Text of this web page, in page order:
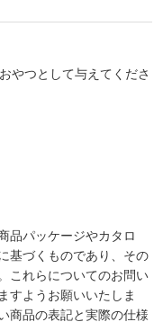
やつとして与えてくださ
品パッケージやカタロ
基づくものであり、その
これらについてのお問い
すようお願いいたしま
商品の表記と実際の仕様